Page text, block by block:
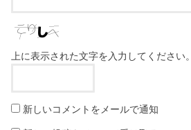
上に表示された文字を入力してください。
新しいコメントをメールで通知